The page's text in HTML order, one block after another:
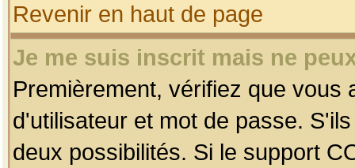
Revenir en haut de page
Je me suis inscrit mais ne
Premièrement, vérifiez que
d'utilisateur et mot de passe.
deux possibilités. Si le support